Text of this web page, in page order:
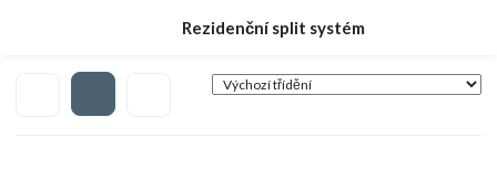
Rezidenční split systém